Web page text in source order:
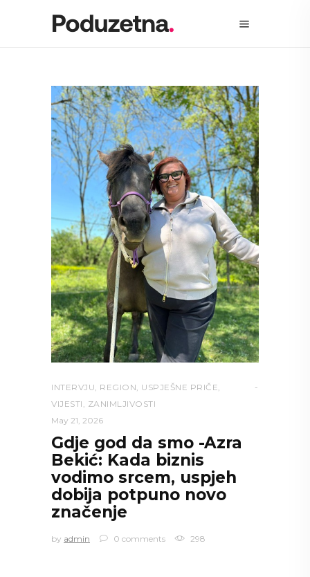
INTERVJU REGION USPJEŠNE PRIČE
VIJESTI
ZANIMLJIVOSTI
May 21, 2026
Gdje god da smo -Azra
Bekić: Kada biznis
vodimo srcem, uspjeh
dobija potpuno novo
značenje
by admin 0 comments 298